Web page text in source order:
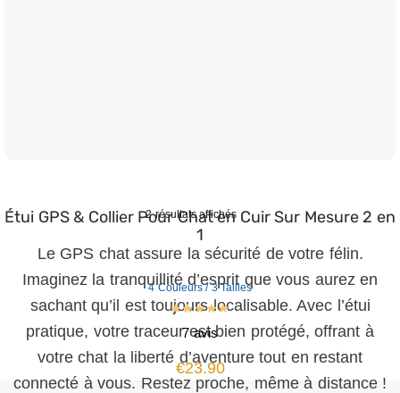
Le GPS chat assure la sécurité de votre félin.
Imaginez la tranquillité d’esprit que vous aurez en
sachant qu’il est toujours localisable. Avec l’étui
pratique, votre traceur est bien protégé, offrant à
votre chat la liberté d’aventure tout en restant
connecté à vous. Restez proche, même à distance !
Étui GPS & Collier Pour Chat en Cuir Sur Mesure 2 en
1
4 Couleurs / 3 Tailles
7 avis
€23.90
2 résultats affichés